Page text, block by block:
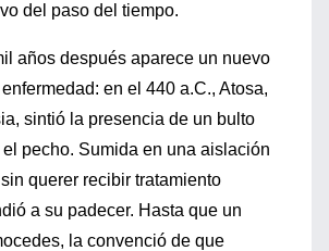
del paso del tiempo.
años después aparece un nuevo
en el 440 a.C., Atosa,
sintió la presencia de un bulto
pecho. Sumida en una aislación
querer recibir tratamiento
a su padecer. Hasta que un
la convenció de que